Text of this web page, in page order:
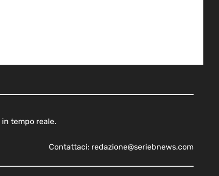
tempo reale.
Contattaci: redazione@seriebnews.com